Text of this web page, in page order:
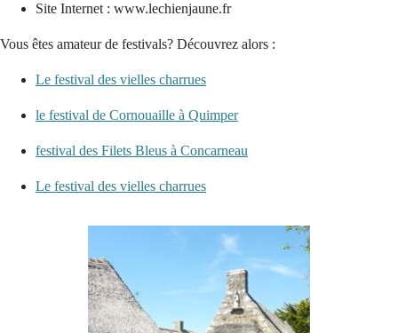
Site Internet : www.lechienjaune.fr
Vous êtes amateur de festivals? Découvrez alors :
Le festival des vielles charrues
le festival de Cornouaille à Quimper
festival des Filets Bleus à Concarneau
Le festival des vielles charrues